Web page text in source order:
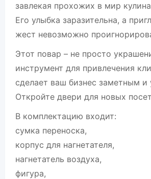
завлекая прохожих в мир
Его улыбка заразительна, а
жест невозможно
Этот повар – не просто
инструмент для привлечения
сделает ваш бизнес заметным
Откройте двери для новых
В комплектацию входит:
сумка переноска,
корпус для нагнетателя,
нагнетатель воздуха,
фигура,